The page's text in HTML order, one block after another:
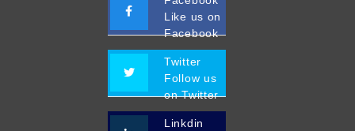
Like us on
Facebook
Twitter
Follow us
on Twitter
Linkdin